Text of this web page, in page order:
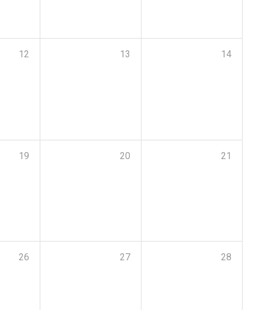
12 13 14
19 20 21
26 27 28